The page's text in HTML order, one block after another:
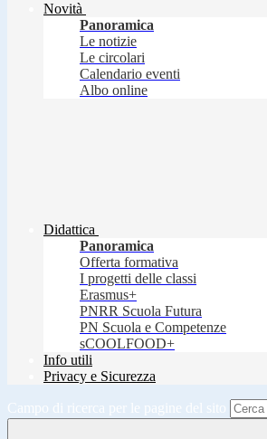
Novità
Panoramica
Le notizie
Le circolari
Calendario eventi
Albo online
Didattica
Panoramica
Offerta formativa
I progetti delle classi
Erasmus+
PNRR Scuola Futura
PN Scuola e Competenze
sCOOLFOOD+
Info utili
Privacy e Sicurezza
Campo di ricerca per le pagine del sito